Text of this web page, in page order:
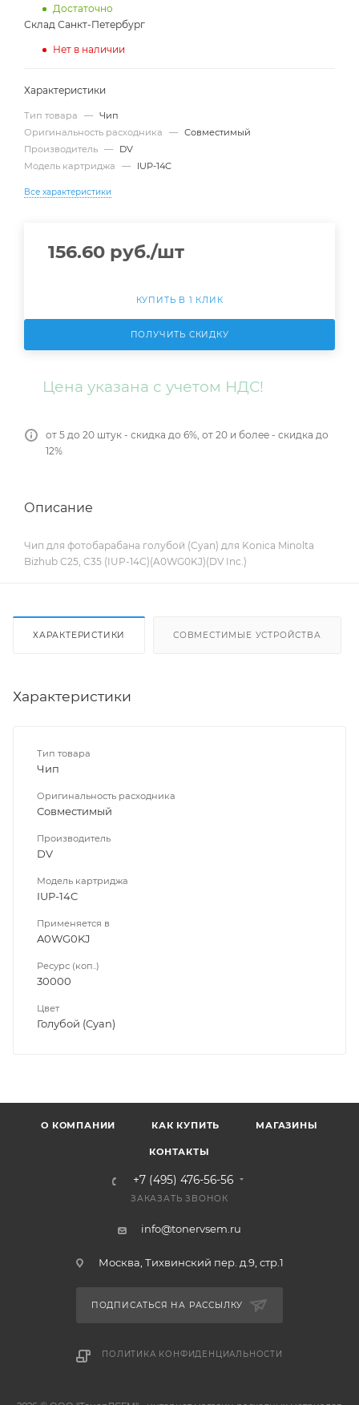
Достаточно
Склад Санкт-Петербург
Нет в наличии
Характеристики
Тип товара — Чип
Оригинальность расходника
— Совместимый
Производитель —
DV
Модель картриджа
— IUP-14C
Все характеристики
156.60 руб./шт
КУПИТЬ В 1 КЛИК
ПОЛУЧИТЬ СКИДКУ
Цена указана с учетом НДС!
от 5 до 20 штук - скидка до 6%, от 20 и более - скидка до
12%
Описание
Чип для фотобарабана голубой (Cyan) для Konica Minolta
Bizhub C25, C35 (IUP-14C)(A0WG0KJ)(DV Inc.)
ХАРАКТЕРИСТИКИ СОВМЕСТИМЫЕ УСТРОЙСТВА
Характеристики
Тип товара
Чип
Оригинальность расходника
Совместимый
Производитель
DV
Модель картриджа
IUP-14C
Применяется в
A0WG0KJ
Ресурс (коп..)
30000
Цвет
Голубой (Cyan)
О КОМПАНИИ КАК КУПИТЬ МАГАЗИНЫ
КОНТАКТЫ
+7 (495) 476-56-56
ЗАКАЗАТЬ ЗВОНОК
info@tonervsem.ru
Москва, Тихвинский пер. д.9, стр.1
ПОДПИСАТЬСЯ НА РАССЫЛКУ
ПОЛИТИКА КОНФИДЕНЦИАЛЬНОСТИ